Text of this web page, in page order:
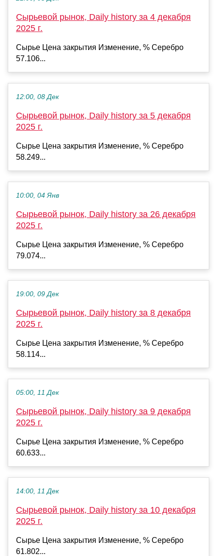
Сырьевой рынок, Daily history за 4 декабря
2025 г.
Сырье Цена закрытия Изменение, % Серебро
57.106...
12:00, 08 Дек
Сырьевой рынок, Daily history за 5 декабря
2025 г.
Сырье Цена закрытия Изменение, % Серебро
58.249...
10:00, 04 Янв
Сырьевой рынок, Daily history за 26 декабря
2025 г.
Сырье Цена закрытия Изменение, % Серебро
79.074...
19:00, 09 Дек
Сырьевой рынок, Daily history за 8 декабря
2025 г.
Сырье Цена закрытия Изменение, % Серебро
58.114...
05:00, 11 Дек
Сырьевой рынок, Daily history за 9 декабря
2025 г.
Сырье Цена закрытия Изменение, % Серебро
60.633...
14:00, 11 Дек
Сырьевой рынок, Daily history за 10 декабря
2025 г.
Сырье Цена закрытия Изменение, % Серебро
61.802...